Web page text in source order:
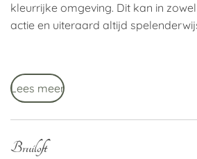
kleurrijke omgeving. Dit kan in
actie en uiteraard altijd
Lees meer
Bruiloft